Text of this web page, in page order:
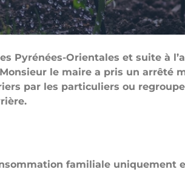
Pyrénées-Orientales et suite à
le maire a pris un arrêté
par les particuliers ou
familiale uniquement